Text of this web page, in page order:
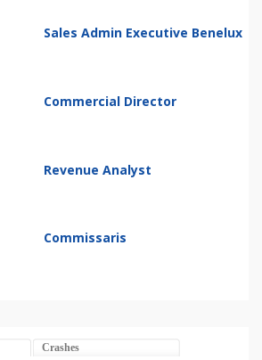
Sales Admin Executive Benelux
Commercial Director
Revenue Analyst
Commissaris
Crashes